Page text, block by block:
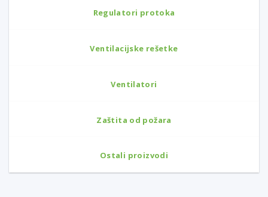
Regulatori protoka
Ventilacijske rešetke
Ventilatori
Zaštita od požara
Ostali proizvodi